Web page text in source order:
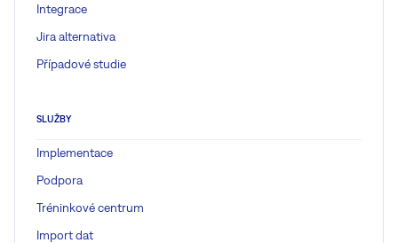
Integrace
Jira alternativa
Případové studie
SLUŽBY
Implementace
Podpora
Tréninkové centrum
Import dat